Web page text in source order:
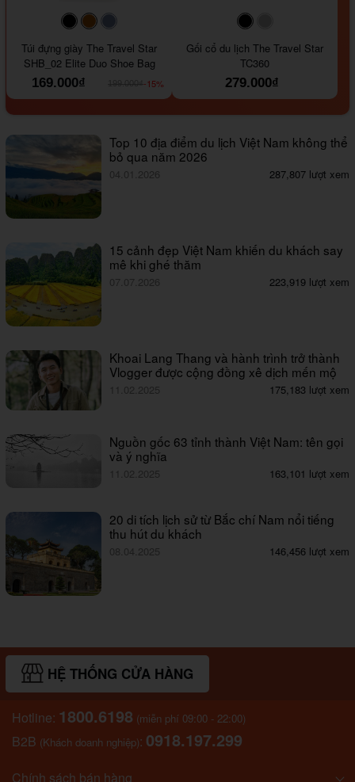
#000000#964B00
Túi đựng giày The Travel Star
SHB_02 Elite Duo Shoe Bag
169.000₫
-15%
Gối cổ du lịch The Travel Star
TC360
279.000₫
Top 10 địa điểm du lịch Việt Nam không thể
bỏ qua năm 2026
04.01.2026 287,807 lượt xem
15 cảnh đẹp Việt Nam khiến du khách say
mê khi ghé thăm
07.07.2026 223,919 lượt xem
Khoai Lang Thang và hành trình trở thành
Vlogger được cộng đồng xê dịch mến mộ
11.02.2025 175,183 lượt xem
Nguồn gốc 63 tỉnh thành Việt Nam: tên gọi
và ý nghĩa
11.02.2025 163,101 lượt xem
20 di tích lịch sử từ Bắc chí Nam nổi tiếng
thu hút du khách
08.04.2025 146,456 lượt xem
HỆ THỐNG CỬA HÀNG
Hotline: 1800.6198 (miễn phí 09:00 - 22:00)
B2B (Khách doanh nghiệp): 0918.197.299
Chính sách bán hàng